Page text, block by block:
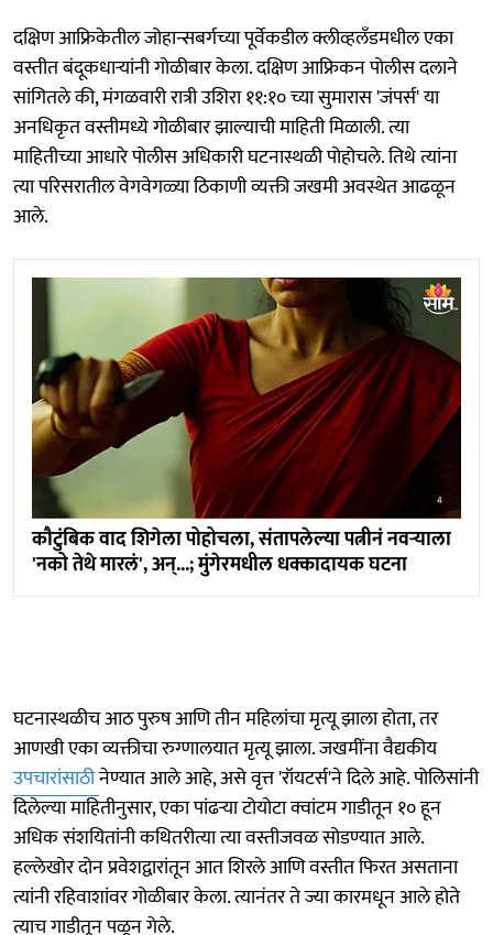
दक्षिण आफ्रिकेतील जोहान्सबर्गच्या पूर्वेकडील क्लीव्हलँडमधील एका
वस्तीत बंदूकधाऱ्यांनी गोळीबार केला. दक्षिण आफ्रिकन पोलीस दलाने
सांगितले की, मंगळवारी रात्री उशिरा ११:१० च्या सुमारास 'जंपर्स' या
अनधिकृत वस्तीमध्ये गोळीबार झाल्याची माहिती मिळाली. त्या
माहितीच्या आधारे पोलीस अधिकारी घटनास्थळी पोहोचले. तिथे त्यांना
त्या परिसरातील वेगवेगळ्या ठिकाणी व्यक्ती जखमी अवस्थेत आढळून
आले.
कौटुंबिक वाद शिगेला पोहोचला, संतापलेल्या पत्नीनं नवऱ्याला
'नको तेथे मारलं', अन्...; मुंगेरमधील धक्कादायक घटना
घटनास्थळीच आठ पुरुष आणि तीन महिलांचा मृत्यू झाला होता, तर
आणखी एका व्यक्तीचा रुग्णालयात मृत्यू झाला. जखमींना वैद्यकीय
उपचारांसाठीनेण्यात आले आहे, असे वृत्त 'रॉयटर्स'ने दिले आहे. पोलिसांनी
दिलेल्या माहितीनुसार, एका पांढऱ्या टोयोटा क्वांटम गाडीतून १० हून
अधिक संशयितांनी कथितरीत्या त्या वस्तीजवळ सोडण्यात आले.
हल्लेखोर दोन प्रवेशद्वारांतून आत शिरले आणि वस्तीत फिरत असताना
त्यांनी रहिवाशांवर गोळीबार केला. त्यानंतर ते ज्या कारमधून आले होते
त्याच गाडीतून पळून गेले.